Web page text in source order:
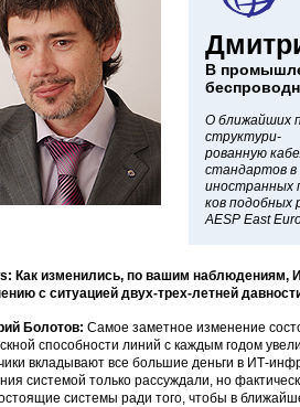
В
О ближайших
структури-
рованную
стандартов в
иностранных
ков подобных
AESP East
Как изменились, по вашим наблюдениям,
с ситуацией двух-трех-летней
Болотов: Самое заметное изменение
способности линий с каждым годом
вкладывают все большие деньги в ИТ-
системой только рассуждали, но
системы ради того, чтобы в